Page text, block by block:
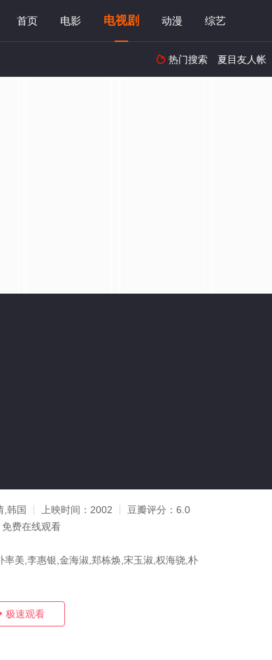
首页 电影 电视剧 动漫 综艺
 热门搜索 夏目友人帐
,韩国 上映时间： 2002 豆瓣评分： 6.0
免费在线观看
率美,李惠银,金海淑,郑栋焕,宋玉淑,权海骁,朴
极速观看